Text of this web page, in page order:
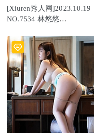
[Xiuren秀人网]2023.10.19
NO.7534 林悠悠